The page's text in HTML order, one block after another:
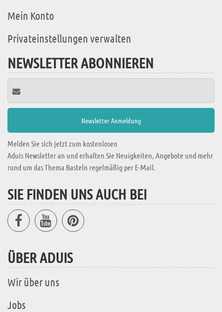
Mein Konto
Privateinstellungen verwalten
NEWSLETTER ABONNIEREN
Melden Sie sich jetzt zum kostenlosen
Aduis Newsletter an und erhalten Sie Neuigkeiten, Angebote und mehr
rund um das Thema Basteln regelmäßig per E-Mail.
SIE FINDEN UNS AUCH BEI
ÜBER ADUIS
Wir über uns
Jobs